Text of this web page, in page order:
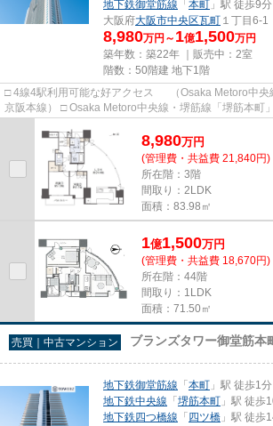
地下鉄御堂筋線 「 本町 」駅 徒歩9分
大阪府大阪市中央区瓦町 １丁目6-1
8,980万円～ 1億1,500万円
築年数：築22年 ｜販売中： 2室
階数：50階建 地下1階
□ 4線4駅利用可能な好アクセス （Osaka Metoro中央
京阪本線） □ Osaka Metoro中央線・堺筋線「堺筋本町」駅、 堺筋線、京阪本
8,980万円
(管理費・共益費 21,840円)
所在階：3階
間取り：2LDK
面積：83.98㎡
1億1,500万円
(管理費・共益費 18,670円)
所在階：44階
間取り：1LDK
面積：71.50㎡
売買｜中古マンション ブランズタワー御堂筋本
地下鉄御堂筋線 「 本町 」駅 徒歩1分
地下鉄中央線 「 堺筋本町 」駅 徒歩
地下鉄四つ橋線 「 四ツ橋 」駅 徒歩